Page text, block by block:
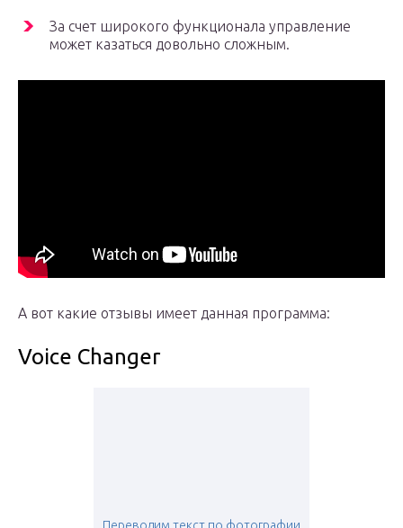
За счет широкого функционала управление
может казаться довольно сложным.
А вот какие отзывы имеет данная программа:
Voice Changer